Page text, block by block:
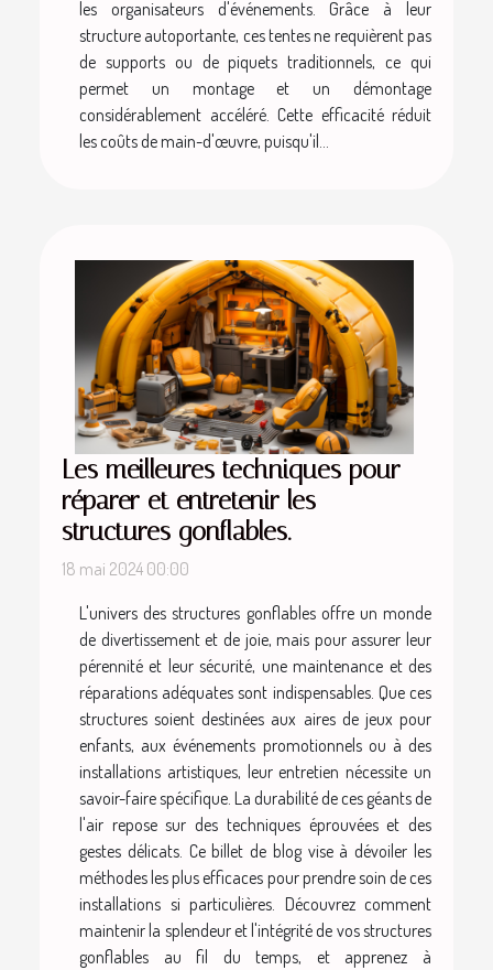
les organisateurs d'événements. Grâce à leur
structure autoportante, ces tentes ne requièrent pas
de supports ou de piquets traditionnels, ce qui
permet un montage et un démontage
considérablement accéléré. Cette efficacité réduit
les coûts de main-d'œuvre, puisqu'il...
Les meilleures techniques pour
réparer et entretenir les
structures gonflables.
18 mai 2024 00:00
L'univers des structures gonflables offre un monde
de divertissement et de joie, mais pour assurer leur
pérennité et leur sécurité, une maintenance et des
réparations adéquates sont indispensables. Que ces
structures soient destinées aux aires de jeux pour
enfants, aux événements promotionnels ou à des
installations artistiques, leur entretien nécessite un
savoir-faire spécifique. La durabilité de ces géants de
l'air repose sur des techniques éprouvées et des
gestes délicats. Ce billet de blog vise à dévoiler les
méthodes les plus efficaces pour prendre soin de ces
installations si particulières. Découvrez comment
maintenir la splendeur et l'intégrité de vos structures
gonflables au fil du temps, et apprenez à